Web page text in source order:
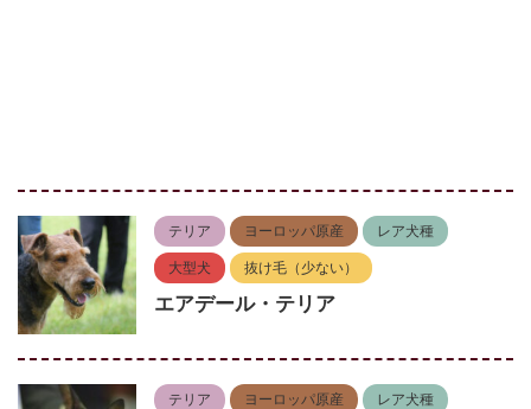
テリア ヨーロッパ原産 レア犬種
大型犬 抜け毛（少ない）
エアデール・テリア
テリア ヨーロッパ原産 レア犬種